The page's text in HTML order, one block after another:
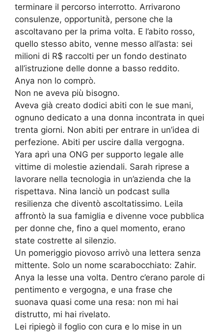
terminare il percorso interrotto. Arrivarono
consulenze, opportunità, persone che la
ascoltavano per la prima volta. E l’abito rosso,
quello stesso abito, venne messo all’asta: sei
milioni di R$ raccolti per un fondo destinato
all’istruzione delle donne a basso reddito.
Anya non lo comprò.
Non ne aveva più bisogno.
Aveva già creato dodici abiti con le sue mani,
ognuno dedicato a una donna incontrata in quei
trenta giorni. Non abiti per entrare in un’idea di
perfezione. Abiti per uscire dalla vergogna.
Yara aprì una ONG per supporto legale alle
vittime di molestie aziendali. Sarah riprese a
lavorare nella tecnologia in un’azienda che la
rispettava. Nina lanciò un podcast sulla
resilienza che diventò ascoltatissimo. Leila
affrontò la sua famiglia e divenne voce pubblica
per donne che, fino a quel momento, erano
state costrette al silenzio.
Un pomeriggio piovoso arrivò una lettera senza
mittente. Solo un nome scarabocchiato: Zahir.
Anya la lesse una volta. Dentro c’erano parole di
pentimento e vergogna, e una frase che
suonava quasi come una resa: non mi hai
distrutto, mi hai rivelato.
Lei ripiegò il foglio con cura e lo mise in un